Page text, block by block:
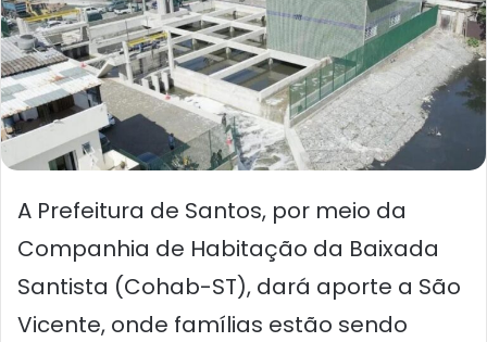
A Prefeitura de Santos, por meio da
Companhia de Habitação da Baixada
Santista (Cohab-ST), dará aporte a São
Vicente, onde famílias estão sendo